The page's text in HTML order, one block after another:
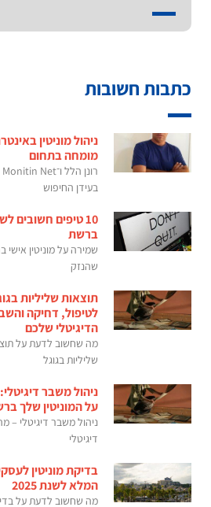
כתבות חשובות
ניהול מוניטין
מומחה בתחום
בעידן החיפוש
10 טיפים חשובים
ברשת
שמירה על מוניטין
שהנזק
תוצאות שליליות
לטיפול, דחיקה
הדיגיטלי שלכם
מה שחשוב לדעת על
שליליות בגוגל
ניהול משבר
על המוניטין שלך
ניהול משבר דיגיטלי –
דיגיטלי
בדיקת מוניטין
המלא לשנת 2025
מה שחשוב לדעת על